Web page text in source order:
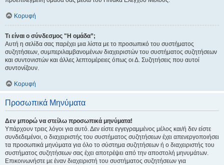
Κορυφή
Τι είναι ο σύνδεσμος "Η ομάδα”;
Αυτή η σελίδα σας παρέχει μια λίστα με το προσωπικό του συστήματος
συζητήσεων, συμπεριλαμβανομένων διαχειριστών του συστήματος συζητήσεων
και συντονιστών και άλλες λεπτομέρειες όπως οι Δ. Συζητήσεις που αυτοί
συντονίζουν.
Κορυφή
Προσωπικά Μηνύματα
Δεν μπορώ να στείλω προσωπικά μηνύματα!
Υπάρχουν τρεις λόγοι για αυτό. Δεν είστε εγγεγραμμένος μέλος και/ή δεν είστε
συνδεδεμένοι, ο διαχειριστής του συστήματος συζητήσεων έχει απενεργοποιήσει
τα προσωπικά μηνύματα για όλο το σύστημα συζητήσεων ή ο διαχειριστής του
συστήματος συζητήσεων σας έχει αποτρέψει από την αποστολή μηνυμάτων.
Επικοινωνήστε με έναν διαχειριστή του συστήματος συζητήσεων για